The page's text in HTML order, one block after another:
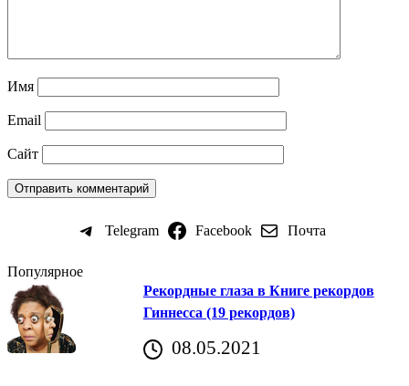
Имя
Email
Сайт
Telegram Facebook Почта
Популярное
Рекордные глаза в Книге рекордов
Гиннесса (19 рекордов)
08.05.2021